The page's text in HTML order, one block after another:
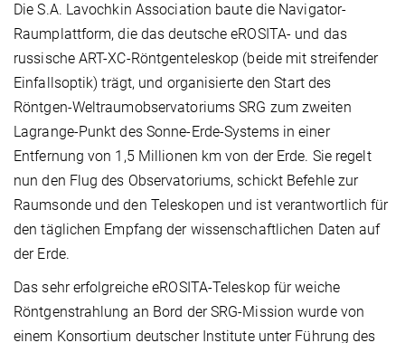
Die S.A. Lavochkin Association baute die Navigator-
Raumplattform, die das deutsche eROSITA- und das
russische ART-XC-Röntgenteleskop (beide mit streifender
Einfallsoptik) trägt, und organisierte den Start des
Röntgen-Weltraumobservatoriums SRG zum zweiten
Lagrange-Punkt des Sonne-Erde-Systems in einer
Entfernung von 1,5 Millionen km von der Erde. Sie regelt
nun den Flug des Observatoriums, schickt Befehle zur
Raumsonde und den Teleskopen und ist verantwortlich für
den täglichen Empfang der wissenschaftlichen Daten auf
der Erde.
Das sehr erfolgreiche eROSITA-Teleskop für weiche
Röntgenstrahlung an Bord der SRG-Mission wurde von
einem Konsortium deutscher Institute unter Führung des